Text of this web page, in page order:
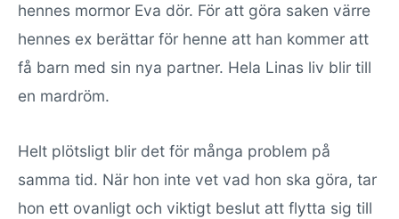
hennes mormor Eva dör. För att göra saken värre
hennes ex berättar för henne att han kommer att
få barn med sin nya partner. Hela Linas liv blir till
en mardröm.
Helt plötsligt blir det för många problem på
samma tid. När hon inte vet vad hon ska göra, tar
hon ett ovanligt och viktigt beslut att flytta sig till